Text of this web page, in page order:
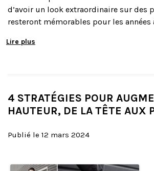
d’avoir un look extraordinaire sur des
resteront mémorables pour les années
Lire plus
4 STRATÉGIES POUR
HAUTEUR, DE LA TÊTE AUX
Publié le 12 mars 2024